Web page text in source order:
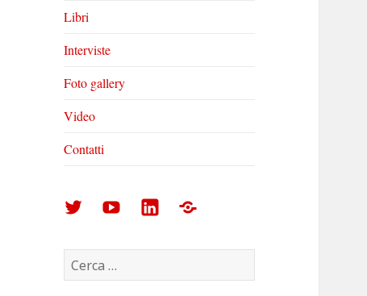
Libri
Interviste
Foto gallery
Video
Contatti
Arturo
Corinto
su
Arturo
Corinto
su
Arturo
su
Foto
Ricerca
per: